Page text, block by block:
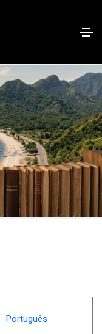
Português